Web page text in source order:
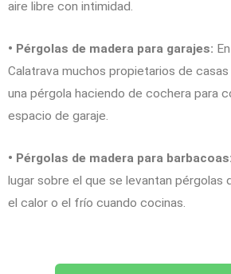
aire libre con intimidad.
• Pérgolas de madera para garajes:
Calatrava muchos propietarios de
una pérgola haciendo de cochera para
espacio de garaje.
• Pérgolas de madera para barbacoas:
lugar sobre el que se levantan pérgolas
el calor o el frío cuando cocinas.